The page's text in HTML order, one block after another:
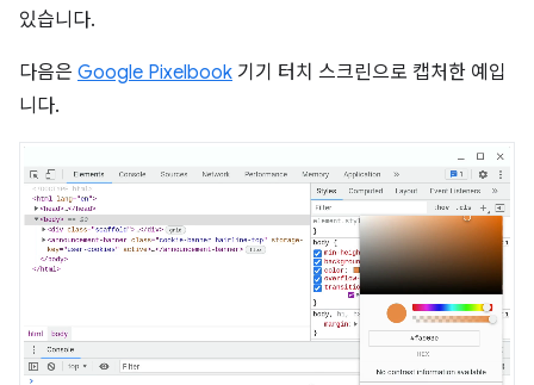
있습니다.
다음은 Google Pixelbook 기기 터치 스크린으로 캡처한 예입
니다.